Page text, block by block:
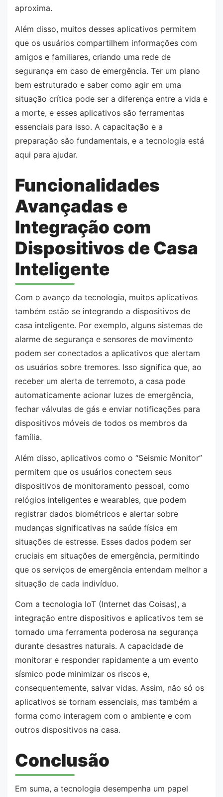
aproxima.
Além disso, muitos desses aplicativos permitem
que os usuários compartilhem informações com
amigos e familiares, criando uma rede de
segurança em caso de emergência. Ter um plano
bem estruturado e saber como agir em uma
situação crítica pode ser a diferença entre a vida e
a morte, e esses aplicativos são ferramentas
essenciais para isso. A capacitação e a
preparação são fundamentais, e a tecnologia está
aqui para ajudar.
Funcionalidades
Avançadas e
Integração com
Dispositivos de Casa
Inteligente
Com o avanço da tecnologia, muitos aplicativos
também estão se integrando a dispositivos de
casa inteligente. Por exemplo, alguns sistemas de
alarme de segurança e sensores de movimento
podem ser conectados a aplicativos que alertam
os usuários sobre tremores. Isso significa que, ao
receber um alerta de terremoto, a casa pode
automaticamente acionar luzes de emergência,
fechar válvulas de gás e enviar notificações para
dispositivos móveis de todos os membros da
família.
Além disso, aplicativos como o “Seismic Monitor”
permitem que os usuários conectem seus
dispositivos de monitoramento pessoal, como
relógios inteligentes e wearables, que podem
registrar dados biométricos e alertar sobre
mudanças significativas na saúde física em
situações de estresse. Esses dados podem ser
cruciais em situações de emergência, permitindo
que os serviços de emergência entendam melhor a
situação de cada indivíduo.
Com a tecnologia IoT (Internet das Coisas), a
integração entre dispositivos e aplicativos tem se
tornado uma ferramenta poderosa na segurança
durante desastres naturais. A capacidade de
monitorar e responder rapidamente a um evento
sísmico pode minimizar os riscos e,
consequentemente, salvar vidas. Assim, não só os
aplicativos se tornam essenciais, mas também a
forma como interagem com o ambiente e com
outros dispositivos na casa.
Conclusão
Em suma, a tecnologia desempenha um papel